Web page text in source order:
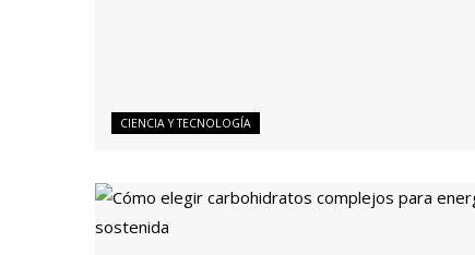
CIENCIA Y TECNOLOGÍA